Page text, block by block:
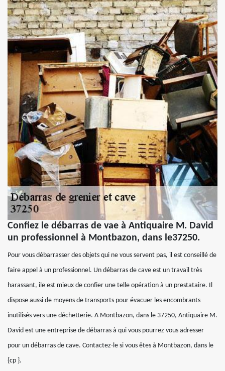
Confiez le débarras de vae à Antiquaire M. David
un professionnel à Montbazon, dans le37250.
Pour vous débarrasser des objets qui ne vous servent pas, il est conseillé de
faire appel à un professionnel. Un débarras de cave est un travail très
harassant, ile est mieux de confier une telle opération à un prestataire. Il
dispose aussi de moyens de transports pour évacuer les encombrants
inutilisés vers une déchetterie. A Montbazon, dans le 37250, Antiquaire M.
David est une entreprise de débarras à qui vous pourrez vous adresser
pour un débarras de cave. Contactez-le si vous êtes à Montbazon, dans le
{cp }.